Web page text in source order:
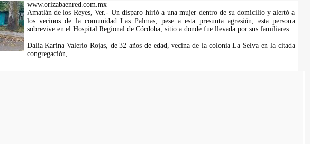
www.orizabaenred.com.mx
Amatlán de los Reyes, Ver.- Un disparo hirió a una mujer dentro de su domicilio y alertó a
los vecinos de la comunidad Las Palmas; pese a esta presunta agresión, esta persona
sobrevive en el Hospital Regional de Córdoba, sitio a donde fue llevada por sus familiares.
Dalia Karina Valerio Rojas, de 32 años de edad, vecina de la colonia La Selva en la citada
congregación,